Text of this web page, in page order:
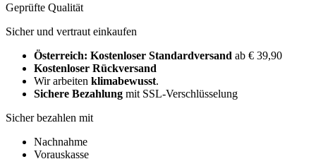
Geprüfte Qualität
Sicher und vertraut einkaufen
Österreich: Kostenloser Standardversand ab € 39,90
Kostenloser Rückversand
Wir arbeiten klimabewusst.
Sichere Bezahlung mit SSL-Verschlüsselung
Sicher bezahlen mit
Nachnahme
Vorauskasse